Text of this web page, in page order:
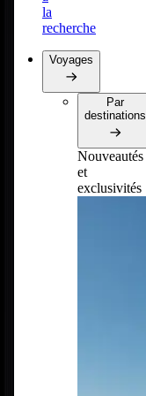
la
recherche
Voyages
Par
destinations
Nouveautés
et
exclusivités